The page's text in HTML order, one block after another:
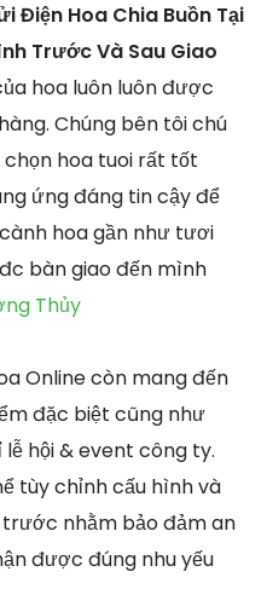
Điện Hoa Chia Buồn Tại
Trước Và Sau Giao
hoa luôn luôn được
Chúng bên tôi chú
hoa tuoi rất tốt
ứng đáng tin cậy để
hoa gần như tươi
bàn giao đến mình
Thủy
Online còn mang đến
đặc biệt cũng như
hội & event công ty.
tùy chỉnh cấu hình và
nhằm bảo đảm an
được đúng nhu yếu